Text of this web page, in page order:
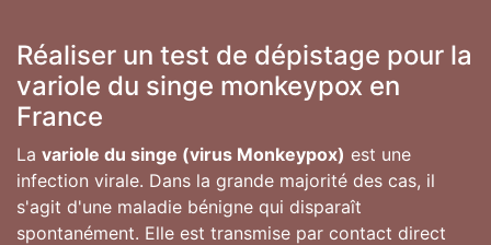
Réaliser un test de dépistage pour la
variole du singe monkeypox en
France
La variole du singe (virus Monkeypox) est une
infection virale. Dans la grande majorité des cas, il
s'agit d'une maladie bénigne qui disparaît
spontanément. Elle est transmise par contact direct